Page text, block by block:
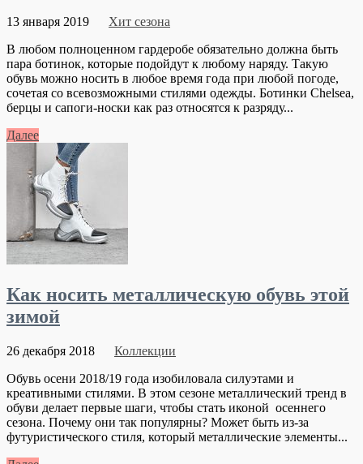
13 января 2019
Хит сезона
В любом полноценном гардеробе обязательно должна быть
пара ботинок, которые подойдут к любому наряду. Такую
обувь можно носить в любое время года при любой погоде,
сочетая со всевозможными стилями одежды. Ботинки Chelsea,
берцы и сапоги-носки как раз относятся к разряду...
Далее
Как носить металлическую обувь этой
зимой
26 декабря 2018
Коллекции
Обувь осени 2018/19 года изобиловала силуэтами и
креативными стилями. В этом сезоне металлический тренд в
обуви делает первые шаги, чтобы стать иконой осеннего
сезона. Почему они так популярны? Может быть из-за
футуристического стиля, который металлические элементы...